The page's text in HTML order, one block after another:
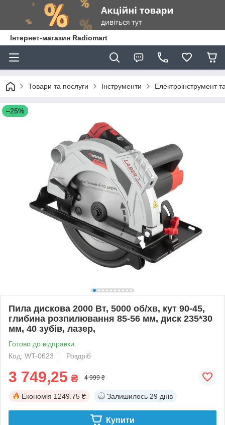
Інтернет-магазин Radiomart
Товари та послуги Інструменти Електроінструмент
–25%
Пила дискова 2000 Вт, 5000 об/хв, кут 90-45,
глибина розпилювання 85-56 мм, диск 235*30
мм, 40 зубів, лазер,
Готово до відправки
Код: WT-0623
Роздріб
3 749,25 ₴ 4 999 ₴
Економія 1249.75 ₴ Залишилось 29 днів
Купити